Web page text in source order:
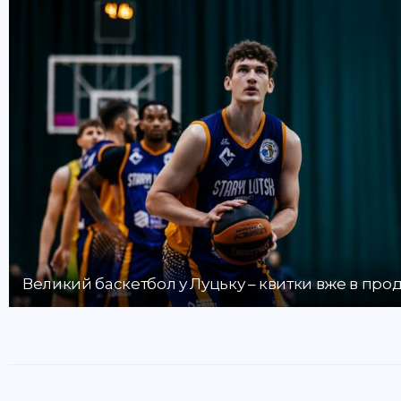
Великий баскетбол у Луцьку – квитки вже в